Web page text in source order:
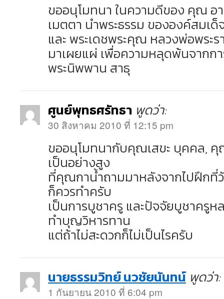
ขออนุโมทนา ในความดีของ คุณ อ
เมตตา นำพระธรรม ขององค์สมเ
และ พระเดชพระคุณ หลวงพ่อพระ
มาเผยแผ่ เพื่อความหลุดพ้นจากก
พระนิพพาน สาธุ
ศูนย์พุทธศรัทธา พูดว่า:
30 สิงหาคม 2010 ที่ 12:15 pm
ขออนุโมทนากับคุณเสขะ บุคคล,
เป็นอย่างสูง
ที่คุณกาน้ำถามมาหลังจากไปฝึกที่
ก็ควรทำครับ
เป็นการบูชาครู และปัจจัยบูชาครูห
ทำบุญวิหารทาน
แต่ถ้าไม่สะดวกก็ไม่เป็นไรครับ
นายธรรมวิทย์ นวชัยนันทน์ พูดว่า:
1 กันยายน 2010 ที่ 6:04 pm